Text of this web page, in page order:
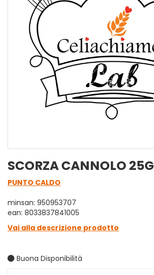
SCORZA CANNOLO 25G
PUNTO CALDO
minsan: 950953707
ean: 8033837841005
Vai alla descrizione prodotto
Buona Disponibilità